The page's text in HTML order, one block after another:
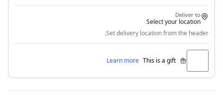
Deliver to
Select your location
Set delivery location from the header.
This is a gift
Learn more